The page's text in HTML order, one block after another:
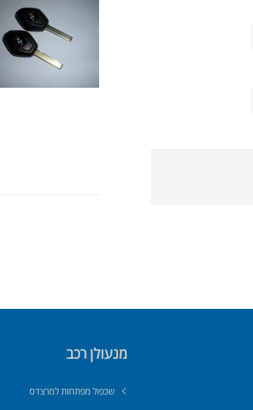
מנעולן רכב
שכפול מפתחות למרצדס